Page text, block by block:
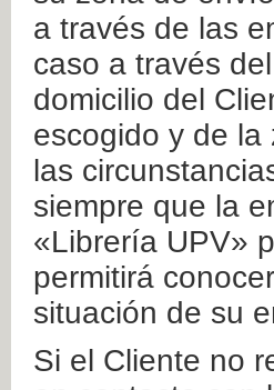
a través de las
caso a través
domicilio del
escogido y de
las
siempre que la
«Librería UPV»
permitirá
situación de su
Si el Cliente no